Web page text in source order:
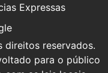
Expressas
reservados.
para o público